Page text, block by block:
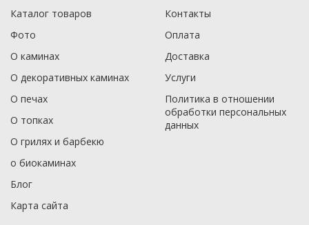
Каталог товаров
Фото
О каминах
О декоративных каминах
О печах
О топках
О грилях и барбекю
о биокаминах
Блог
Карта сайта
Контакты
Оплата
Доставка
Услуги
Политика в отношении
обработки персональных
данныx